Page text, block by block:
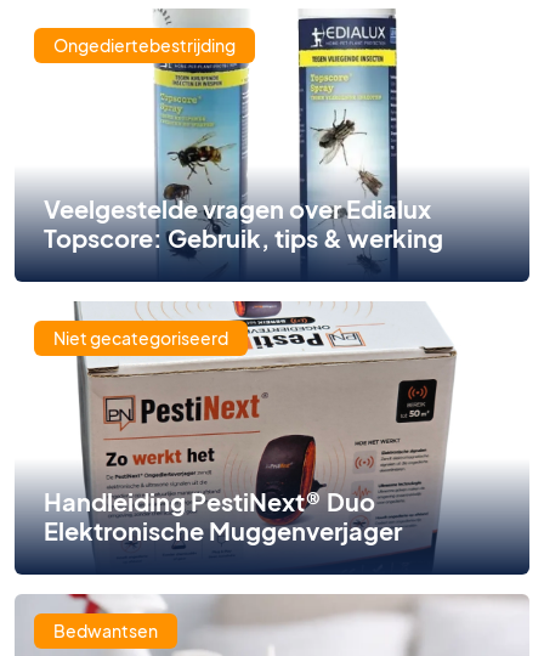
Ongediertebestrijding
Veelgestelde vragen over Edialux
Topscore: Gebruik, tips & werking
Niet gecategoriseerd
Handleiding PestiNext® Duo
Elektronische Muggenverjager
Bedwantsen